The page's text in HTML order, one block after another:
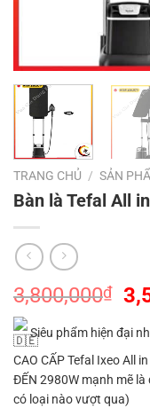
TRANG CHỦ / SẢN
Bàn là Tefal All
3,800,000₫
là:
Siêu phẩm hiện đại
CAO CẤP Tefal Ixeo All
ĐẾN 2980W mạnh mẽ
có loại nào vượt qua)